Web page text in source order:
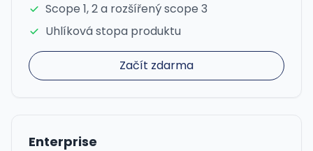
Scope 1, 2 a rozšířený scope 3
Uhlíková stopa produktu
Začít zdarma
Enterprise